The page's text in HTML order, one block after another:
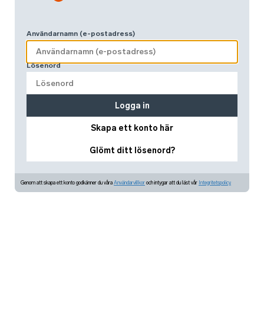
Användarnamn (e-postadress)
Lösenord
Skapa ett konto här
Glömt ditt lösenord?
Logga in
Genom att skapa ett konto godkänner du våra Användarvillkor och intygar att du läst vår Integritetspolicy.